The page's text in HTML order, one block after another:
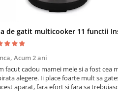
Acum 2 ani
facut cadou mamei mele si a fost cea
alegere. Ii place foarte mult sa
aparat, fara efort si fara sa